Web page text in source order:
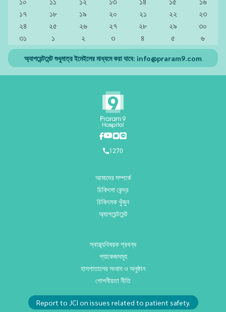
১০
১১ ১২ ১৩ ১৪ ১৫
১৬
১৭
১৮ ১৯ ২০ ২১ ২২
২৩
২৪
২৫ ২৬ ২৭ ২৮ ২৯
৩০
৩১
১ ২ ৩ ৪ ৫ ৬
অ্যাপয়েন্টমেন্ট শুধুমাত্র ইমেইলের মাধ্যমে করা যাবে: info@praram9.com
1270
আমাদের সম্পর্কে
চিকিৎসা কেন্দ্র
চিকিৎসক খুঁজুন
অ্যাপয়েন্টমেন্ট
স্বাস্থ্যবিষয়ক প্রবন্ধ
প্যাকেজসমূহ
হাসপাতালের সংবাদ ও অনুষ্ঠান
গোপনীয়তা নীতি
Report to JCI on issues related to patient safety.